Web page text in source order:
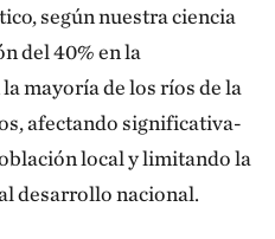
según nuestra ciencia
del 40% en la
mayoría de los ríos de la
afectando significativa­
local y limitando la
desarrollo nacional.